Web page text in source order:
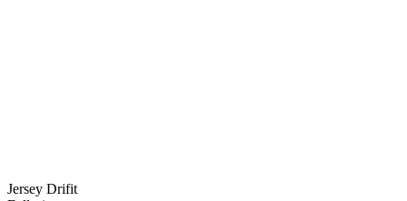
Jersey Drifit